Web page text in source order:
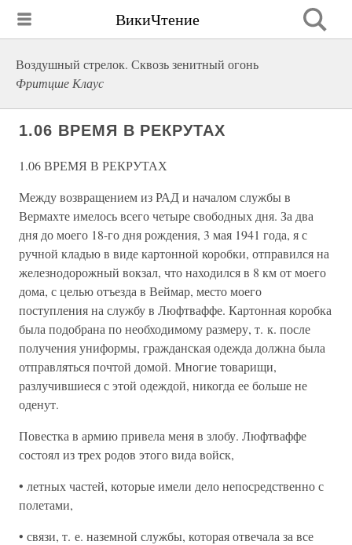
ВикиЧтение
Воздушный стрелок. Сквозь зенитный огонь
Фритцше Клаус
1.06 ВРЕМЯ В РЕКРУТАХ
1.06 ВРЕМЯ В РЕКРУТАХ
Между возвращением из РАД и началом службы в
Вермахте имелось всего четыре свободных дня. За два
дня до моего 18-го дня рождения, 3 мая 1941 года, я с
ручной кладью в виде картонной коробки, отправился на
железнодорожный вокзал, что находился в 8 км от моего
дома, с целью отъезда в Веймар, место моего
поступления на службу в Люфтваффе. Картонная коробка
была подобрана по необходимому размеру, т. к. после
получения униформы, гражданская одежда должна была
отправляться почтой домой. Многие товарищи,
разлучившиеся с этой одеждой, никогда ее больше не
оденут.
Повестка в армию привела меня в злобу. Люфтваффе
состоял из трех родов этого вида войск,
• летных частей, которые имели дело непосредственно с
полетами,
• связи, т. е. наземной службы, которая отвечала за все